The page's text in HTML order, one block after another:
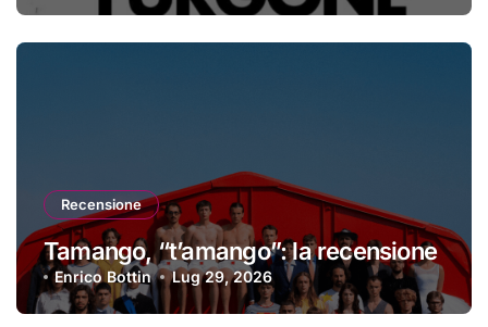
Recensione
Tamango, “t’amango”: la recensione
Enrico Bottin Lug 29, 2026